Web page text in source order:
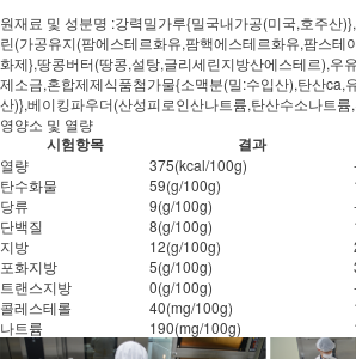
원재료 및 성분명 :강력밀가루{밀국내가공(미국,호주산
린(가공유지(팜에스테르화유,팜핵에스테르화유,팜스테
화제},땅콩버터(땅콩,설탕,글리세린지방산에스테르),우
제소금,혼합제제식품첨가물{소맥분(밀:수입산),탄산ca,
산)},베이킹파우더(산성피로인산나트륨,탄산수소나트
영양소 및 열량
시험항목 결과
열량 375(kcal/100g)
탄수화물
59(g/100g)
당류
9(g/100g)
단백질
8(g/100g)
지방
12(g/100g)
포화지방
5(g/100g)
트랜스지방
0(g/100g)
콜레스테롤
40(mg/100g)
나트륨
190(mg/100g)